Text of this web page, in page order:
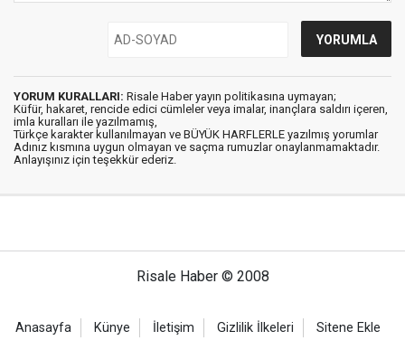
YORUM KURALLARI: Risale Haber yayın politikasına uymayan;
Küfür, hakaret, rencide edici cümleler veya imalar, inançlara saldırı içeren,
imla kuralları ile yazılmamış,
Türkçe karakter kullanılmayan ve BÜYÜK HARFLERLE yazılmış yorumlar
Adınız kısmına uygun olmayan ve saçma rumuzlar onaylanmamaktadır.
Anlayışınız için teşekkür ederiz.
Risale Haber © 2008
Anasayfa Künye İletişim Gizlilik İlkeleri Sitene Ekle